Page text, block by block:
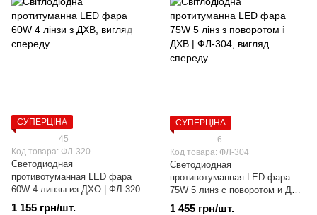
СУПЕРЦІНА
45
Код товара: ФЛ-320
Светодиодная
противотуманная LED фара
60W 4 линзы из ДХО | ФЛ-320
1 155 грн/шт.
СУПЕРЦІНА
6
Код товара: ФЛ-304
Светодиодная
противотуманная LED фара
75W 5 линз с поворотом и ДХВ
| ФЛ-304
1 455 грн/шт.